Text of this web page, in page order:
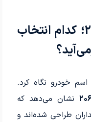
مقایسه پارس، دنا و ۲۰۶؛ کدام انتخاب
اسم خودرو نگاه کرد.
نشان می‌دهد که
طراحی شده‌اند و